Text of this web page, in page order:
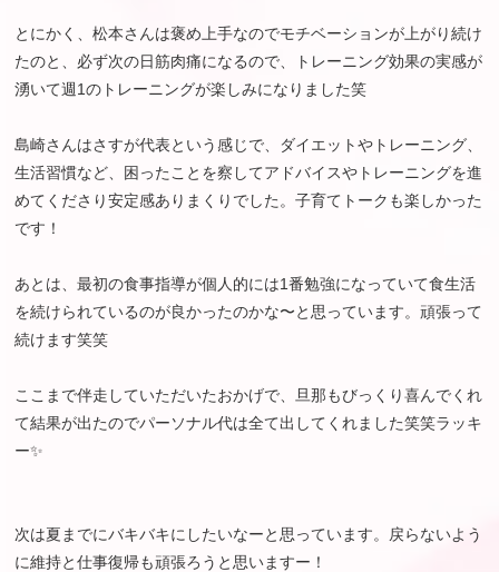
とにかく、松本さんは褒め上手なのでモチベーションが上がり続け
たのと、必ず次の日筋肉痛になるので、トレーニング効果の実感が
湧いて週1のトレーニングが楽しみになりました笑
島崎さんはさすが代表という感じで、ダイエットやトレーニング、
生活習慣など、困ったことを察してアドバイスやトレーニングを進
めてくださり安定感ありまくりでした。子育てトークも楽しかった
です！
あとは、最初の食事指導が個人的には1番勉強になっていて食生活
を続けられているのが良かったのかな〜と思っています。頑張って
続けます笑笑
ここまで伴走していただいたおかげで、旦那もびっくり喜んでくれ
て結果が出たのでパーソナル代は全て出してくれました笑笑ラッキ
ー✨
次は夏までにバキバキにしたいなーと思っています。戻らないよう
に維持と仕事復帰も頑張ろうと思いますー！